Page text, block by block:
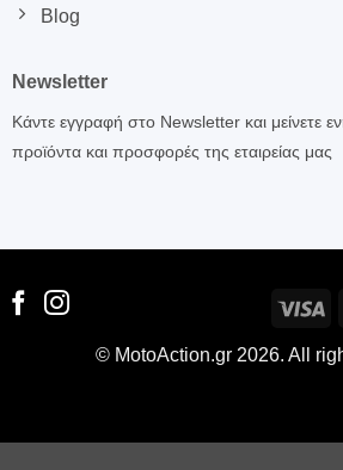
Blog
Newsletter
Κάντε εγγραφή στο Newsletter και μείνετε
προϊόντα και προσφορές της εταιρείας μας
© MotoAction.gr 2026. All